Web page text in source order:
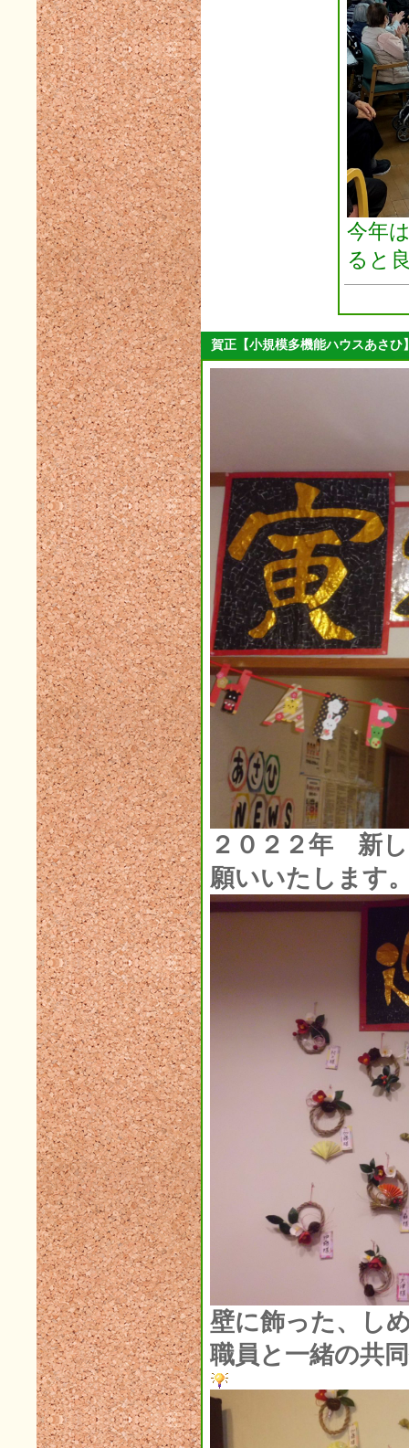
2024年01月(6)
2023年12月(4)
2023年11月(11)
2023年10月(8)
2023年09月(3)
2023年08月(3)
2023年07月(5)
2023年06月(4)
2023年05月(4)
2023年04月(5)
2023年03月(3)
2023年02月(5)
2023年01月(4)
2022年12月(7)
2022年11月(7)
2022年10月(8)
2022年09月(5)
2022年08月(4)
2022年07月(3)
2022年06月(4)
2022年05月(3)
2022年04月(5)
2022年03月(1)
2022年02月(3)
2022年01月(2)
2021年12月(5)
2021年11月(3)
2021年10月(3)
2021年09月(3)
2021年08月(2)
2021年07月(6)
2021年06月(4)
2021年05月(4)
2021年04月(9)
2021年03月(2)
2021年02月(1)
2021年01月(5)
2020年12月(5)
2020年11月(3)
2020年10月(3)
2020年09月(6)
2020年08月(2)
2020年07月(5)
2020年06月(5)
2020年05月(2)
2020年04月(2)
2020年03月(6)
今年
ると
賀正【小規模多機能ハウスあさひ
２０２２年 新
願いいたします
壁に飾った、し
職員と一緒の共